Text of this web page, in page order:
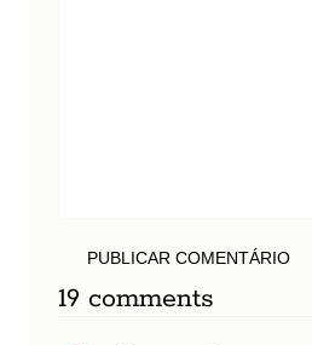
PUBLICAR COMENTÁRIO
19 comments